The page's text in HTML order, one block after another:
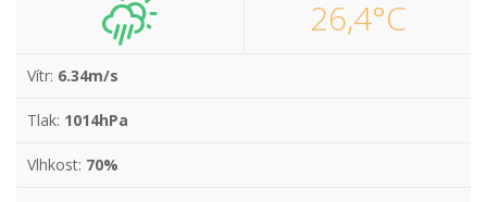
26,4°C
Vítr: 6.34m/s
Tlak: 1014hPa
Vlhkost: 70%